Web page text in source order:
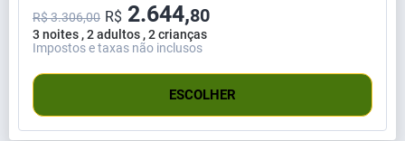
3 noites , 2 adultos , 2 crianças
R$ 3.306,00 R$ 2.644,80
Impostos e taxas não inclusos
ESCOLHER